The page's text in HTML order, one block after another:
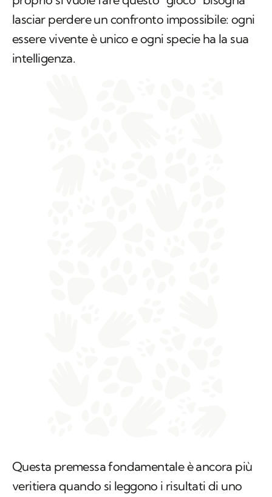
lasciar perdere un confronto impossibile: ogni
essere vivente è unico e ogni specie ha la sua
intelligenza.
Questa premessa fondamentale è ancora più
veritiera quando si leggono i risultati di uno